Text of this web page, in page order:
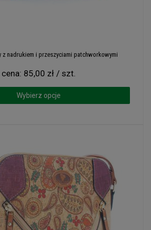
z nadrukiem i przeszyciami patchworkowymi
cena: 85,00 zł / szt.
Wybierz opcje